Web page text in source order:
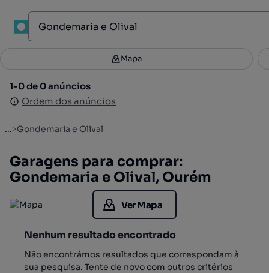
Filtros 2
1-0 de 0 anúncios
Ordem dos anúncios
Mapa
1-0 de 0 anúncios
Ordem dos anúncios
... Gondemaria e Olival
Garagens para comprar:
Gondemaria e Olival, Ourém
Ver Mapa
Nenhum resultado encontrado
Não encontrámos resultados que correspondam à
sua pesquisa. Tente de novo com outros critérios